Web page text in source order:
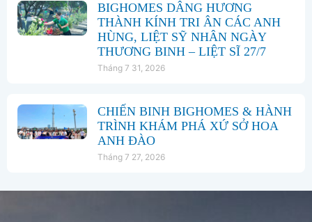
BIGHOMES DÂNG HƯƠNG
THÀNH KÍNH TRI ÂN CÁC ANH
HÙNG, LIỆT SỸ NHÂN NGÀY
THƯƠNG BINH – LIỆT SĨ 27/7
Tháng 7 31, 2026
CHIẾN BINH BIGHOMES & HÀNH
TRÌNH KHÁM PHÁ XỨ SỞ HOA
ANH ĐÀO
Tháng 7 27, 2026